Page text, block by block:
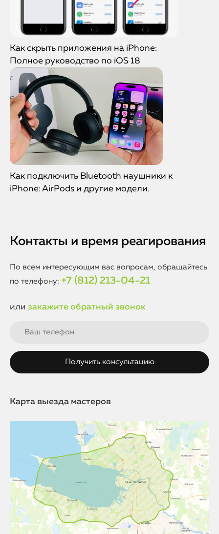
Как скрыть приложения на iPhone:
Полное руководство по iOS 18
Как подключить Bluetooth наушники к
iPhone: AirPods и другие модели.
Контакты и время реагирования
По всем интересующим вас вопросам, обращайтесь
по телефону: +7 (812) 213-04-21
или закажите обратный звонок
Карта выезда мастеров